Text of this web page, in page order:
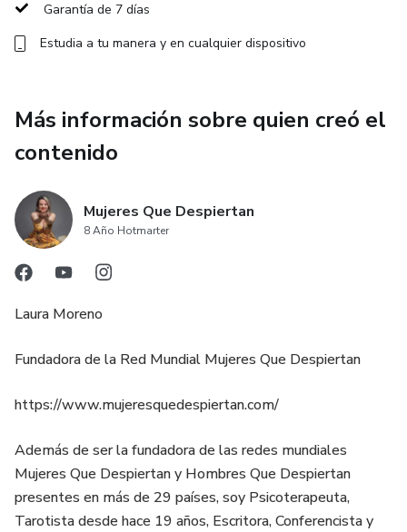
Garantía de 7 días
Estudia a tu manera y en cualquier dispositivo
Más información sobre quien creó el
contenido
Mujeres Que Despiertan
8 Año Hotmarter
Laura Moreno
Fundadora de la Red Mundial Mujeres Que Despiertan
https://www.mujeresquedespiertan.com/
Además de ser la fundadora de las redes mundiales
Mujeres Que Despiertan y Hombres Que Despiertan
presentes en más de 29 países, soy Psicoterapeuta,
Tarotista desde hace 19 años, Escritora, Conferencista y